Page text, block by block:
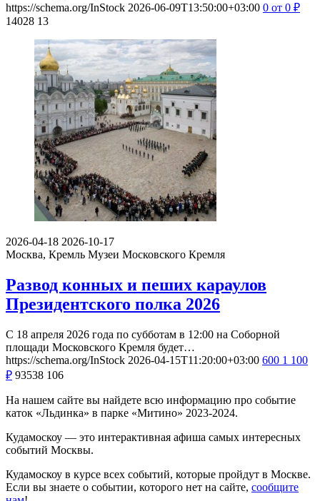
https://schema.org/InStock 2026-06-09T13:50:00+03:00 0 от 0 ₽
14028 13
2026-04-18 2026-10-17
Москва, Кремль Музеи Московского Кремля
Развод конных и пеших караулов
Президентского полка 2026
С 18 апреля 2026 года по субботам в 12:00 на Соборной
площади Московского Кремля будет…
https://schema.org/InStock 2026-04-15T11:20:00+03:00 600 1 100
₽ 93538 106
На нашем сайте вы найдете всю информацию про событие
каток «Льдинка» в парке «Митино» 2023-2024.
Кудамоскоу — это интерактивная афиша самых интересных
событий Москвы.
Кудамоскоу в курсе всех событий, которые пройдут в Москве.
Если вы знаете о событии, которого нет на сайте, сообщите